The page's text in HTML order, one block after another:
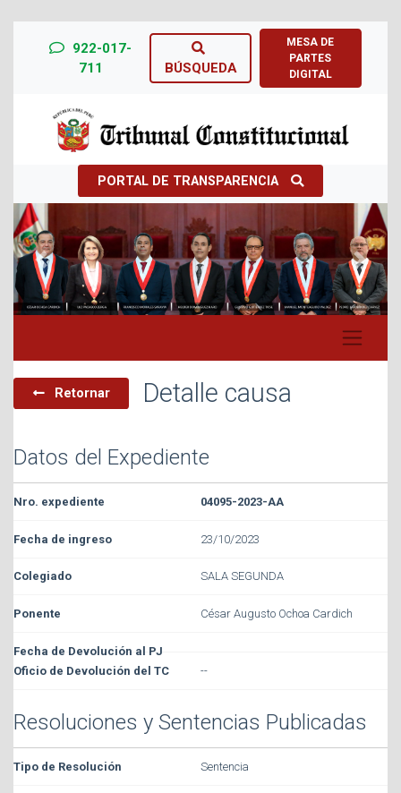
922-017-
711
BÚSQUEDA
MESA DE
PARTES
DIGITAL
PORTAL DE TRANSPARENCIA
Previous Next
Retornar Detalle causa
Datos del Expediente
04095-2023-AA
23/10/2023
SALA SEGUNDA
César Augusto Ochoa Cardich
--
Resoluciones y Sentencias Publicadas
Sentencia